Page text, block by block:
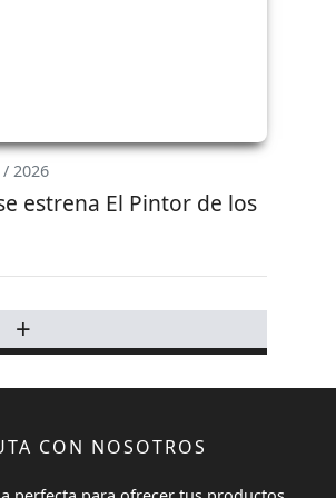
/ 2026
estrena El Pintor de los
+
CON NOSOTROS